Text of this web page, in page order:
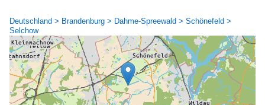
Deutschland > Brandenburg > Dahme-Spreewald > Schönefeld >
Selchow